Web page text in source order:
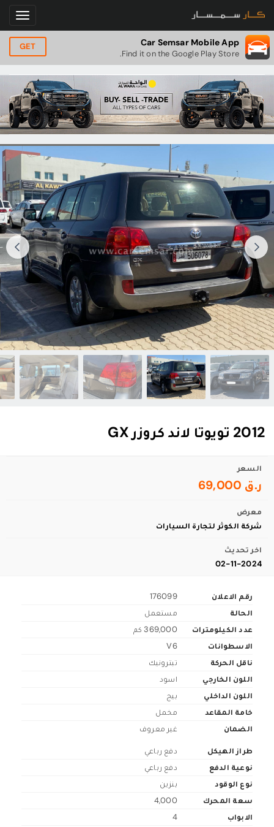
Car Semsar Mobile App
Find it on the Google Play Store.
GET
2012 تويوتا لاند كروزر GX
السعر
ر.ق 69,000
معرض
شركة الكوثر لتجارة السيارات
اخر تحديث
02-11-2024
رقم الاعلان
176099
الحالة
مستعمل
عدد الكيلومترات
369,000 كم
الاسطوانات
V6
ناقل الحركة
تبترونيك
اللون الخارجي
اسود
اللون الداخلي
بيج
خامة المقاعد
مخمل
الضمان
غير معروف
طراز الهيكل
دفع رباعي
نوعية الدفع
دفع رباعي
نوع الوقود
بنزين
سعة المحرك
4,000
الابواب
4